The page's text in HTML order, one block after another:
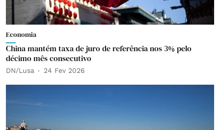
Economia
China mantém taxa de juro de referência nos 3% pelo
décimo mês consecutivo
DN/Lusa 24 Fev 2026